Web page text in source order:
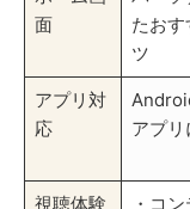
ース
機器
の
GoogleTVも